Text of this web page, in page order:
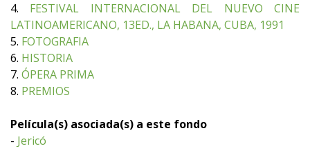
4. FESTIVAL INTERNACIONAL DEL NUEVO CINE
LATINOAMERICANO, 13ED., LA HABANA, CUBA, 1991
5. FOTOGRAFIA
6. HISTORIA
7. ÓPERA PRIMA
8. PREMIOS
Película(s) asociada(s) a este fondo
- Jericó